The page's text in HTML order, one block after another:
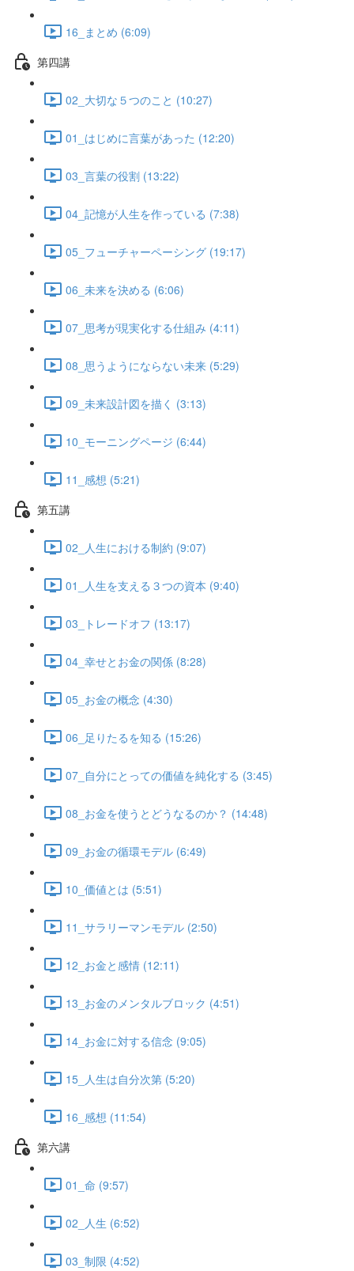
16_まとめ (6:09)
第四講
02_大切な５つのこと (10:27)
01_はじめに言葉があった (12:20)
03_言葉の役割 (13:22)
04_記憶が人生を作っている (7:38)
05_フューチャーペーシング (19:17)
06_未来を決める (6:06)
07_思考が現実化する仕組み (4:11)
08_思うようにならない未来 (5:29)
09_未来設計図を描く (3:13)
10_モーニングページ (6:44)
11_感想 (5:21)
第五講
02_人生における制約 (9:07)
01_人生を支える３つの資本 (9:40)
03_トレードオフ (13:17)
04_幸せとお金の関係 (8:28)
05_お金の概念 (4:30)
06_足りたるを知る (15:26)
07_自分にとっての価値を純化する (3:45)
08_お金を使うとどうなるのか？ (14:48)
09_お金の循環モデル (6:49)
10_価値とは (5:51)
11_サラリーマンモデル (2:50)
12_お金と感情 (12:11)
13_お金のメンタルブロック (4:51)
14_お金に対する信念 (9:05)
15_人生は自分次第 (5:20)
16_感想 (11:54)
第六講
01_命 (9:57)
02_人生 (6:52)
03_制限 (4:52)